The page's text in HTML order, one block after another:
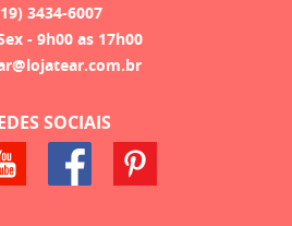
3434-6007
- 9h00 as 17h00
SOCIAIS